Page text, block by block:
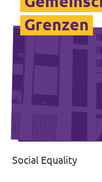
Grenzen
Social Equality